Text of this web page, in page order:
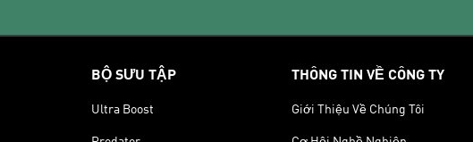
BỘ SƯU TẬP
Ultra Boost
THÔNG TIN VỀ CÔNG TY
Giới Thiệu Về Chúng Tôi